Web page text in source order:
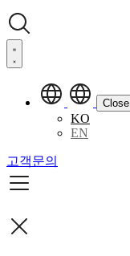
Close
KO
EN
고객문의